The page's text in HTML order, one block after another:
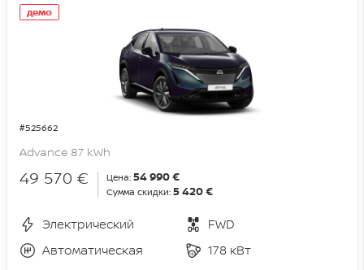
демо
#525662
Advance 87 kWh
49 570 € Цена: 54 990 €
Сумма скидки: 5 420 €
Электрический
FWD
Автоматическая
178 кВт